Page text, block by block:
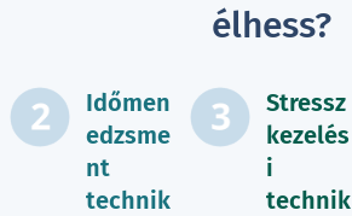
élhess?
Időmen
edzsme
nt
technik
Stressz
kezelés
i
technik